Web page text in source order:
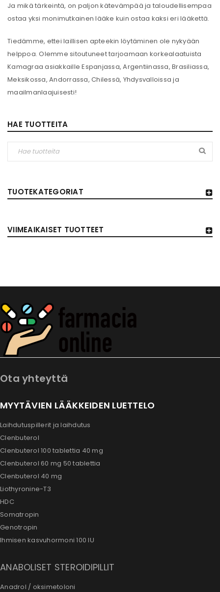
HAE TUOTTEITA
TUOTEKATEGORIAT
VIIMEAIKAISET TUOTTEET
Ja mikä tärkeintä, on paljon kätevämpää ja taloudellisempaa
ostaa yksi monimutkainen lääke kuin ostaa kaksi eri lääkettä.
Tiedämme, ettei laillisen apteekin löytäminen ole nykyään
helppoa. Olemme sitoutuneet tarjoamaan korkealaatuista
Kamagraa asiakkaille Espanjassa, Argentiinassa, Brasiliassa,
Meksikossa, Andorrassa, Chilessä, Yhdysvalloissa ja
maailmanlaajuisesti!
Ota yhteyttä
MYYTÄVIEN LÄÄKKEIDEN LUETTELO
Laihdutuspillerit ja laihdutus
Clenbuterol
Clenbuterol 100 tablettia 40 mg
Clenbuterol 60 mg 50 tablettia
Clenbuterol 40 mg
Liothyronine-T3
HDC
Somatropin
Genotropin
Ihmisen kasvuhormoni 100 IU
ANABOLISET STEROIDIPILLIT
Anadrol / oksimetoloni